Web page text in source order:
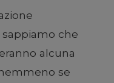
che
alcuna
se